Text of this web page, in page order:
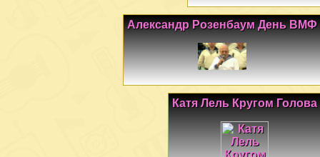
Александр Розенбаум День ВМФ
Катя Лель Кругом Голова